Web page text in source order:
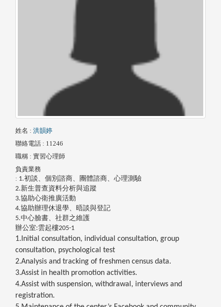
姓名 : 洪韻婷
聯絡電話 : 11246
職稱 : 實習心理師
負責業務
: 1.初談、個別諮商、團體諮商、心理測驗
2.新生普查資料分析與追蹤
3.協助心衛推廣活動
4.協助辦理休退學、晤談與登記
5.中心臉書、社群之維護
辦公室:雲起樓205-1
1.Initial consultation, individual consultation, group
consultation, psychological test
2.Analysis and tracking of freshmen census data.
3.Assist in health promotion activities.
4.Assist with suspension, withdrawal, interviews and
registration.